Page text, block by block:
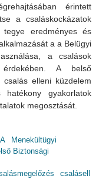
érintett
a csaláskockázatok
tegye eredményes és
a a Belügyi
a csalások
A belső
elleni küzdelem
gyakorlatok
megosztását.
Menekültügyi
Biztonsági
csalásell